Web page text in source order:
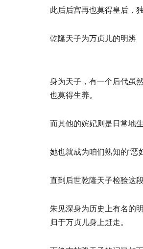
此后后宫再也莫得皇后，
乾隆天子为万贞儿的明辨
身为天子，有一个后代虽
也莫得生养。
而其他的嫔妃则是日常地
她也就成为咱们熟知的“恶妇
直到后世乾隆天子检验这
朱见深身为历史上有名的
归于万贞儿身上赶走。